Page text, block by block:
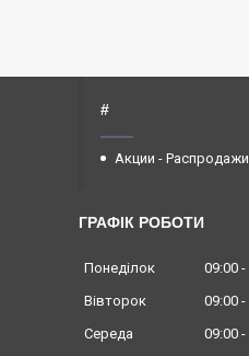
#
Акции - Распродажи
ГРАФІК РОБОТИ
Понеділок 09:00
Вівторок
09:00
Середа
09:00